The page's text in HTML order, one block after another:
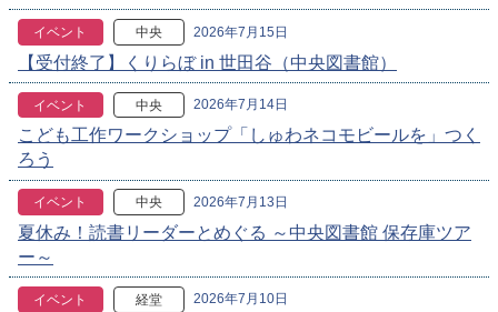
イベント 中央 2026年7月15日
【受付終了】くりらぼ in 世田谷（中央図書館）
イベント 中央 2026年7月14日
こども工作ワークショップ「しゅわネコモビールを」つく
ろう
イベント 中央 2026年7月13日
夏休み！読書リーダーとめぐる ～中央図書館 保存庫ツア
ー～
イベント 経堂 2026年7月10日